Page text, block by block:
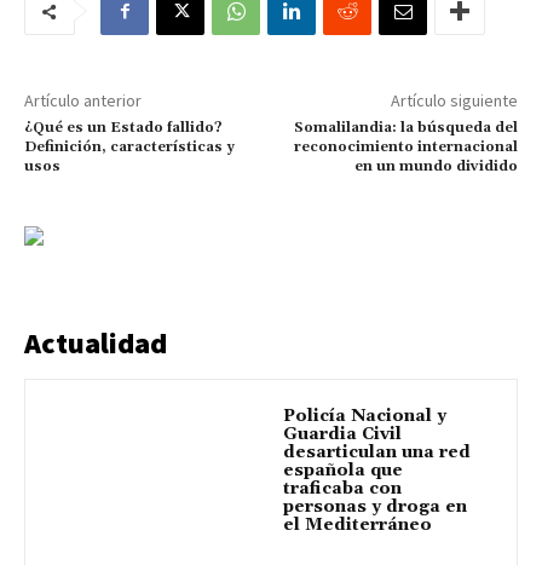
Artículo anterior
¿Qué es un Estado fallido?
Definición, características y
usos
Artículo siguiente
Somalilandia: la búsqueda del
reconocimiento internacional
en un mundo dividido
Actualidad
Policía Nacional y
Guardia Civil
desarticulan una red
española que
traficaba con
personas y droga en
el Mediterráneo